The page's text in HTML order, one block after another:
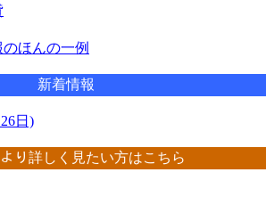
ほんの一例
新着情報
日)
り詳しく見たい方はこちら